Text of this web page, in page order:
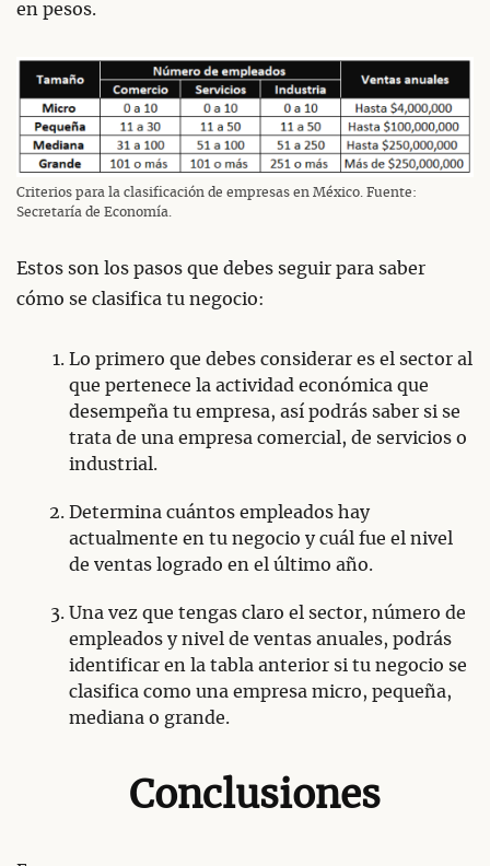
en pesos.
Criterios para la clasificación de empresas en México. Fuente:
Secretaría de Economía.
Estos son los pasos que debes seguir para saber
cómo se clasifica tu negocio:
Lo primero que debes considerar es el sector al
que pertenece la actividad económica que
desempeña tu empresa, así podrás saber si se
trata de una empresa comercial, de servicios o
industrial.
Determina cuántos empleados hay
actualmente en tu negocio y cuál fue el nivel
de ventas logrado en el último año.
Una vez que tengas claro el sector, número de
empleados y nivel de ventas anuales, podrás
identificar en la tabla anterior si tu negocio se
clasifica como una empresa micro, pequeña,
mediana o grande.
Conclusiones